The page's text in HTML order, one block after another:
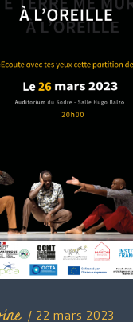
22 mars 2023